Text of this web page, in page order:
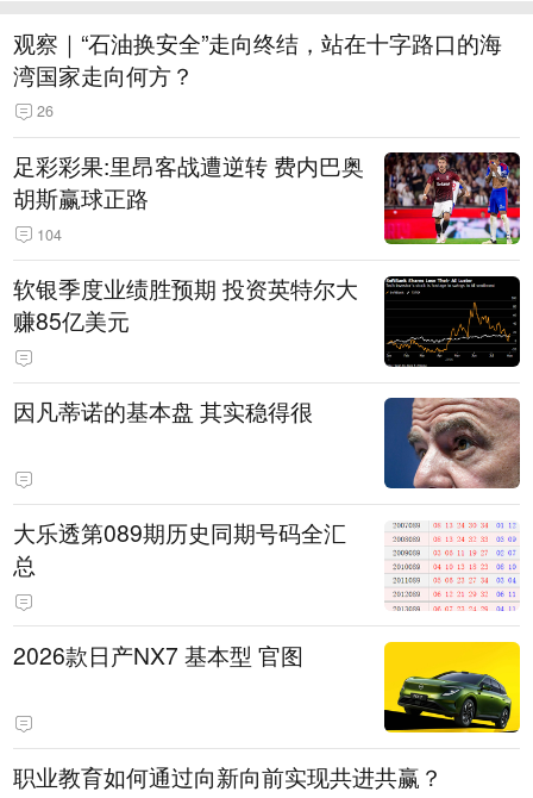
观察｜“石油换安全”走向终结，站在十字路口的海
湾国家走向何方？
26
足彩彩果:里昂客战遭逆转 费内巴奥
胡斯赢球正路
104
软银季度业绩胜预期 投资英特尔大
赚85亿美元
因凡蒂诺的基本盘 其实稳得很
大乐透第089期历史同期号码全汇
总
2026款日产NX7 基本型 官图
职业教育如何通过向新向前实现共进共赢？